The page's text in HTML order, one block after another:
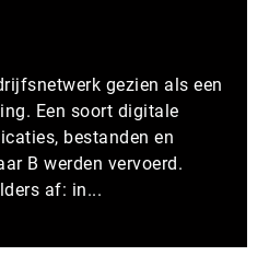
gezien als een
Een soort digitale
bestanden en
B werden vervoerd.
af: in...